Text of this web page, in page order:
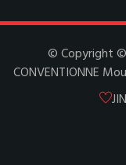
© Copyright ©
CONVENTIONNE